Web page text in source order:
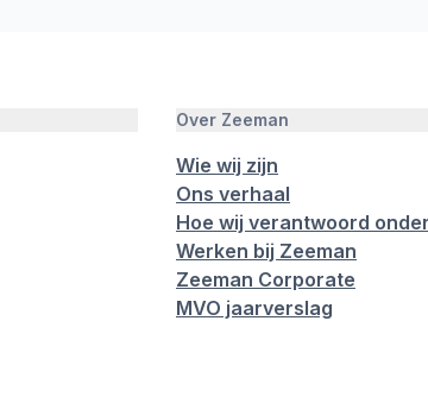
Over Zeeman
Wie wij zijn
Ons verhaal
Hoe wij verantwoord
Werken bij Zeeman
Zeeman Corporate
MVO jaarverslag